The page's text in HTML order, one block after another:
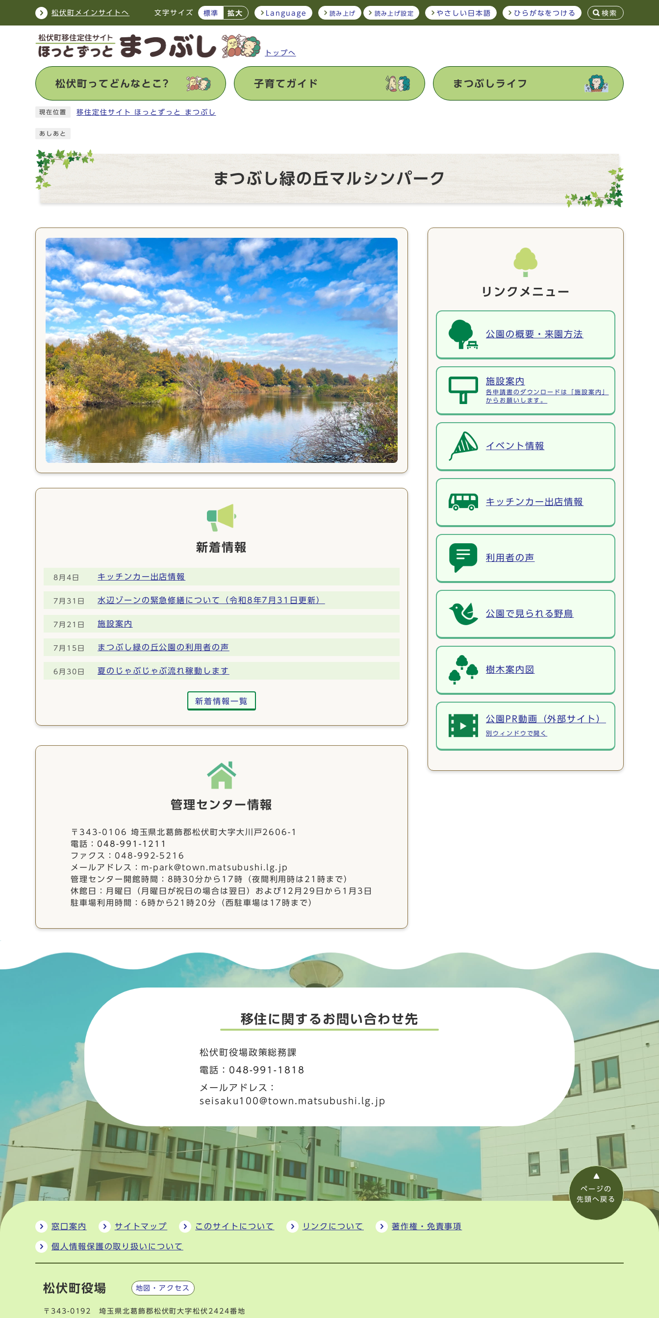
ページの先頭です
松伏町メインサイトへ 文字サイズ 標準 拡大 Language 読み上げ 読み上げ設定 やさしい日本語 ひらがなをつける 検索
トップへ
松伏町ってどんなとこ? 子育てガイド まつぶしライフ
現在位置 移住定住サイト ほっとずっと まつぶし
あしあと
まつぶし緑の丘マルシンパーク
新着情報
8月4日 キッチンカー出店情報
7月31日 水辺ゾーンの緊急修繕について（令和8年7月31日更新）
7月21日 施設案内
7月15日 まつぶし緑の丘公園の利用者の声
6月30日 夏のじゃぶじゃぶ流れ稼動します
新着情報一覧
管理センター情報
〒343-0106 埼玉県北葛飾郡松伏町大字大川戸2606-1
電話： 048-991-1211
ファクス：048-992-5216
メールアドレス：m-park@town.matsubushi.lg.jp
管理センター開館時間：8時30分から17時（夜間利用時は21時まで）
休館日：月曜日（月曜日が祝日の場合は翌日）および12月29日から1月3日
駐車場利用時間：6時から21時20分（西駐車場は17時まで）
リンクメニュー
公園の概要・来園方法
施設案内
各申請書のダウンロードは「施設案内」
からお願いします。
イベント情報
キッチンカー出店情報
利用者の声
公園で見られる野鳥
樹木案内図
公園PR動画（外部サイト）
別ウィンドウで開く
移住に関するお問い合わせ先
松伏町役場政策総務課
電話： 048-991-1818
メールアドレス：
seisaku100@town.matsubushi.lg.jp
ページの
先頭へ戻る
窓口案内 サイトマップ このサイトについて リンクについて 著作権・免責事項
個人情報保護の取り扱いについて
松伏町役場 地図・アクセス
〒343-0192 埼玉県北葛飾郡松伏町大字松伏2424番地